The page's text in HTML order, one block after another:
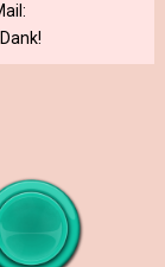
. Dank!